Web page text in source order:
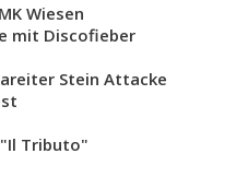
Wiesen
mit Discofieber
Stein Attacke
Tributo"